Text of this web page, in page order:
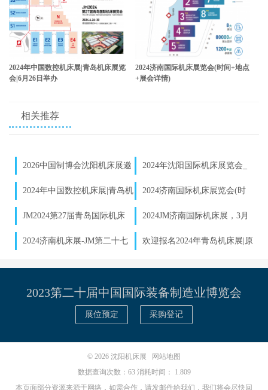
2024年中国数控机床展|青岛机床展览
会|6月26日举办
2024济南国际机床展览会(时间+地点
+展会详情)
相关推荐
2026中国制博会沈阳机床展邀
2024年沈阳国际机床展览会_
沈阳制博会参展预定
2024年中国数控机床展|青岛机
2024济南国际机床展览会(时
间+地点+展会详情)
JM2024第27届青岛国际机床
2024JM济南国际机床展，​3月
20-23日与您相约泉城济南！
2024济南机床展-JM第二十七
欢迎报名2024年青岛机床展|原
2023第二十届中国国际装备制造业博览会
展位预定 采购登记
© 2026 沈阳机床展
网站地图
数据查询次数：63 消耗时间： 1.809
本页面部分资源来源于网络，如需合作，请发邮件给我们，我们将会尽快回